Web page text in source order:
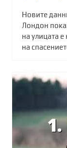
Новите
Лондон
на улицата
на